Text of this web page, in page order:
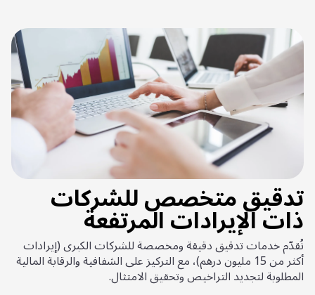
تدقيق متخصص للشركات
ذات الإيرادات المرتفعة
نُقدّم خدمات تدقيق دقيقة ومخصصة للشركات الكبرى (إيرادات
أكثر من 15 مليون درهم)، مع التركيز على الشفافية والرقابة المالية
المطلوبة لتجديد التراخيص وتحقيق الامتثال.